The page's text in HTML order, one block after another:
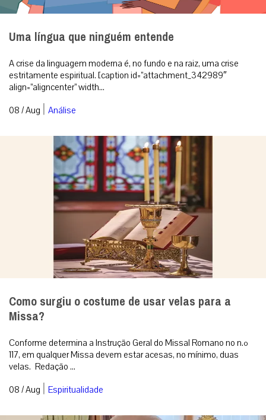
Uma língua que ninguém entende
A crise da linguagem moderna é, no fundo e na raiz, uma crise
estritamente espiritual. [caption id=”attachment_342989″
align=”aligncenter” width...
08 / Aug | Análise
Como surgiu o costume de usar velas para a
Missa?
Conforme determina a Instrução Geral do Missal Romano no n.º
117, em qualquer Missa devem estar acesas, no mínimo, duas
velas. Redação ...
08 / Aug | Espiritualidade